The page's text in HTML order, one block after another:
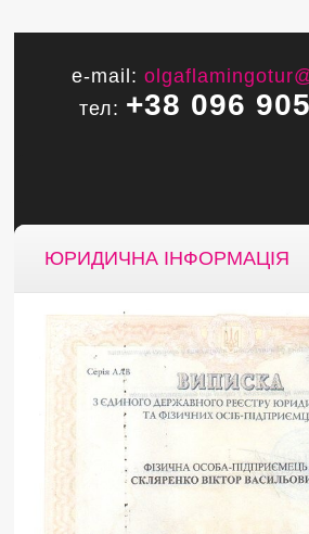
e-mail:
тел: +38 096
ЮРИДИЧНА ІНФОРМАЦІЯ